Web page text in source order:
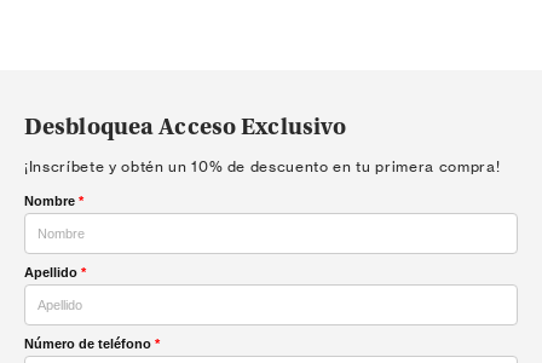
Desbloquea Acceso Exclusivo
¡Inscríbete y obtén un 10% de descuento en tu primera compra!
Nombre *
Apellido *
Número de teléfono *